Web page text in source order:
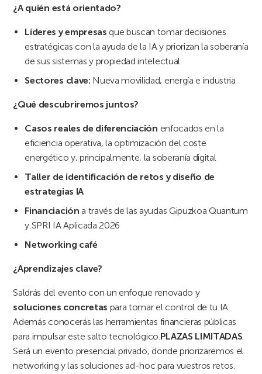
¿A quién está orientado?
Líderes y empresas que buscan tomar decisiones
estratégicas con la ayuda de la IA y priorizan la soberanía
de sus sistemas y propiedad intelectual
Sectores clave: Nueva movilidad, energía e industria
¿Qué descubriremos juntos?
Casos reales de diferenciación enfocados en la
eficiencia operativa, la optimización del coste
energético y, principalmente, la soberanía digital
Taller de identificación de retos y diseño de
estrategias IA
Financiación a través de las ayudas Gipuzkoa Quantum
y SPRI IA Aplicada 2026
Networking café
¿Aprendizajes clave?
Saldrás del evento con un enfoque renovado y
soluciones concretas para tomar el control de tu IA.
Además conocerás las herramientas financieras públicas
para impulsar este salto tecnológico. PLAZAS LIMITADAS
Será un evento presencial privado, donde priorizaremos el
networking y las soluciones ad-hoc para vuestros retos.